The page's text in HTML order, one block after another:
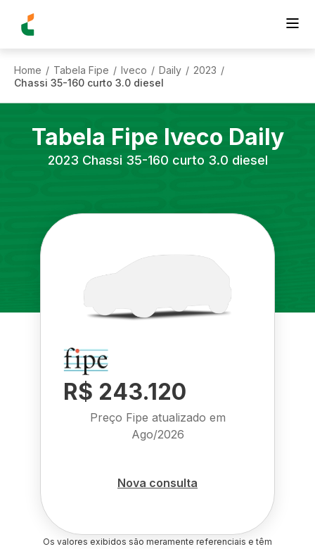
Home / Tabela Fipe / Iveco / Daily / 2023 /
Chassi 35-160 curto 3.0 diesel
Tabela Fipe Iveco Daily
2023 Chassi 35-160 curto 3.0 diesel
R$ 243.120
Preço Fipe atualizado em
Ago/2026
Nova consulta
Os valores exibidos são meramente referenciais e têm